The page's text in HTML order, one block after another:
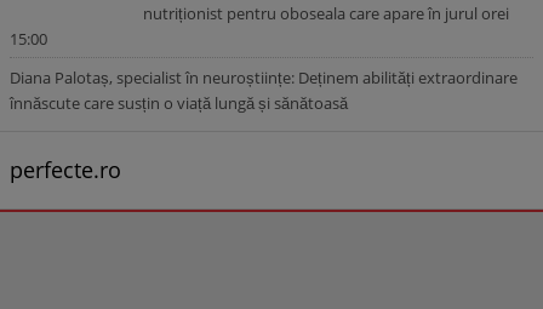
nutriționist pentru oboseala care apare în jurul orei
15:00
Diana Palotaș, specialist în neuroștiințe: Deținem abilități extraordinare
înnăscute care susțin o viață lungă și sănătoasă
perfecte.ro